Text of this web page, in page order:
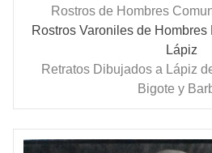
Rostros de Hombres
Rostros Varoniles de
Lápiz
Retratos Dibujados a Lápiz
Bigote y